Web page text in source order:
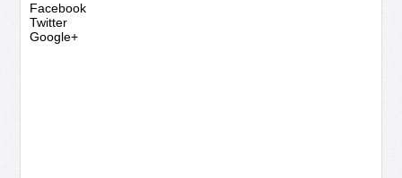
Facebook
Twitter
Google+